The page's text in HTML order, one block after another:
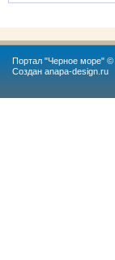
Портал "Черное море" ©
Создан anapa-design.ru